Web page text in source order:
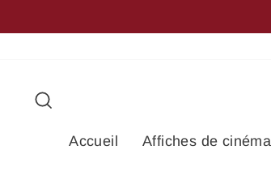
au
Accueil Affiches de cinéma